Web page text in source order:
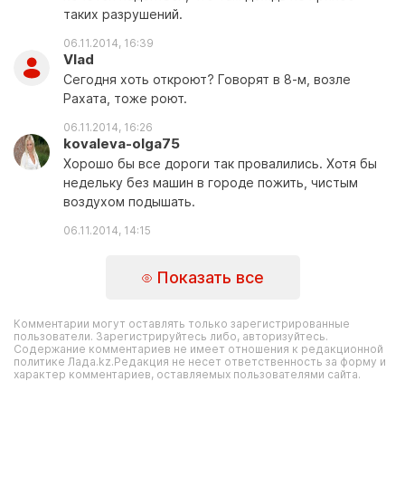
таких разрушений.
06.11.2014, 16:39
Vlad
Сегодня хоть откроют? Говорят в 8-м, возле
Рахата, тоже роют.
06.11.2014, 16:26
kovaleva-olga75
Хорошо бы все дороги так провалились. Хотя бы
недельку без машин в городе пожить, чистым
воздухом подышать.
06.11.2014, 14:15
Показать все
Комментарии могут оставлять только зарегистрированные
пользователи. Зарегистрируйтесь либо, авторизуйтесь.
Содержание комментариев не имеет отношения к редакционной
политике Лада.kz.Редакция не несет ответственность за форму и
характер комментариев, оставляемых пользователями сайта.